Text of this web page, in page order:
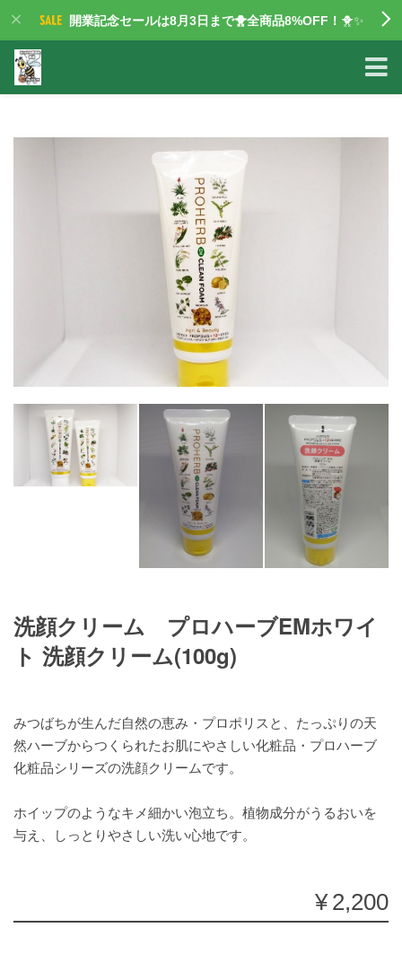
開業記念セールは8月3日まで🐥全商品8%OFF！ 🐥✨
洗顔クリーム プロハーブEMホワイ
ト 洗顔クリーム(100g)
みつばちが生んだ自然の恵み・プロポリスと、たっぷりの天
然ハーブからつくられたお肌にやさしい化粧品・プロハーブ
化粧品シリーズの洗顔クリームです。
ホイップのようなキメ細かい泡立ち。植物成分がうるおいを
与え、しっとりやさしい洗い心地です。
¥2,200